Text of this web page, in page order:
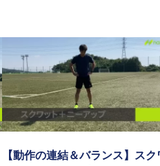
【動作の連結＆バランス】スク